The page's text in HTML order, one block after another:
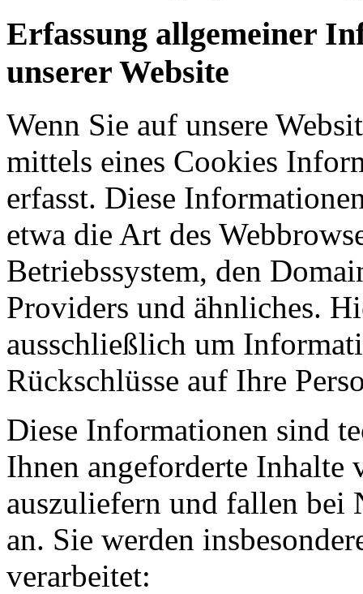
Erfassung allgemeiner
unserer Website
Wenn Sie auf unsere
mittels eines Cookies
erfasst. Diese
etwa die Art des
Betriebssystem, den
Providers und ähnliches.
ausschließlich um
Rückschlüsse auf Ihre
Diese Informationen sind
Ihnen angeforderte Inhalte
auszuliefern und fallen bei
an. Sie werden
verarbeitet: